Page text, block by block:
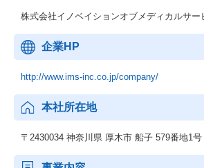
株式会社イノベイションオブメディカルサー
企業HP
http://www.ims-inc.co.jp/company/
本社所在地
〒2430034 神奈川県 厚木市 船子 579番地1号